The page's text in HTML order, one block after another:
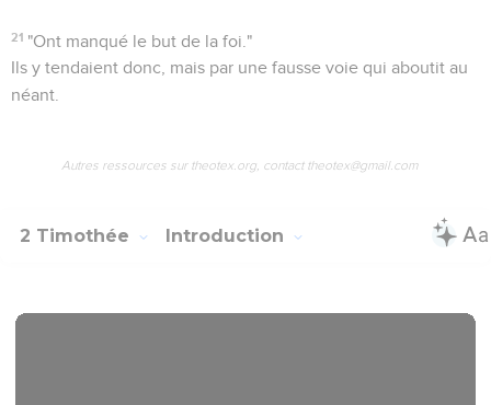
21 "Ont manqué le but de la foi."
Ils y tendaient donc, mais par une fausse voie qui aboutit au
néant.
Autres ressources sur theotex.org, contact theotex@gmail.com
2 Timothée Introduction